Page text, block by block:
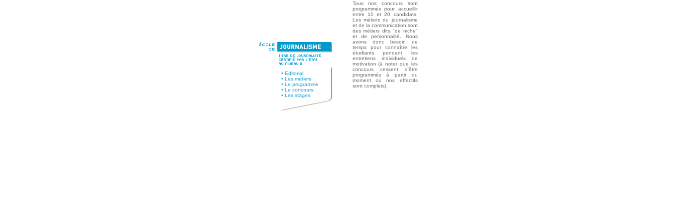
• Editorial
• Les métiers
• Le programme
• Le concours
• Les stages
Tous nos concours sont
programmés pour accueillir
entre 10 et 20 candidats.
Les métiers du journalisme
et de la communication sont
des métiers dits "de niche"
et de personnalité. Nous
avons donc besoin de
temps pour connaître les
étudiants pendant les
entretiens individuels de
motivation (à noter que les
concours cessent d'être
programmés à partir du
moment où nos effectifs
sont complets).